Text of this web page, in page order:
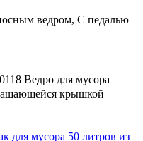
ведром, С педалью
Ведро для мусора
крышкой